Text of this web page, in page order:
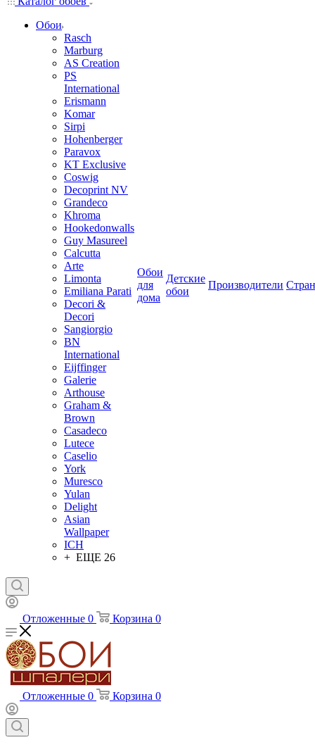
Обои
Rasch
Marburg
AS Creation
PS
International
Erismann
Komar
Sirpi
Hohenberger
Paravox
KT Exclusive
Coswig
Decoprint NV
Grandeco
Khroma
Hookedonwalls
Guy Masureel
Calcutta
Arte
Limonta
Emiliana Parati
Decori &
Decori
Sangiorgio
BN
International
Eijffinger
Galerie
Arthouse
Graham &
Brown
Casadeco
Lutece
Caselio
York
Muresco
Yulan
Delight
Asian
Wallpaper
ICH
+ ЕЩЕ 26
Обои
для
дома
Детские
обои
Производители
Отложенные 0 Корзина 0
Отложенные 0 Корзина 0